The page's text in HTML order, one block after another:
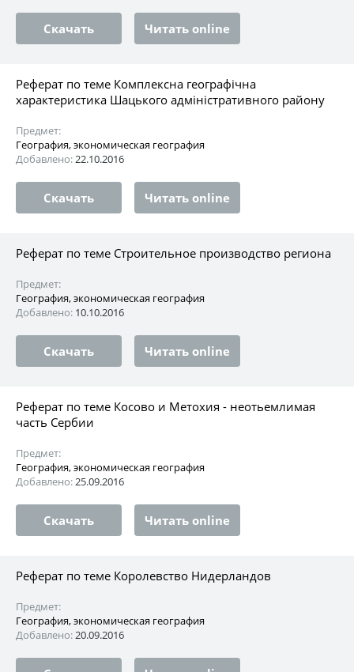
Скачать Читать online
Реферат по теме Комплексна географічна
характеристика Шацького адміністративного району
Предмет:
География, экономическая география
Добавлено:22.10.2016
Скачать Читать online
Реферат по теме Строительное производство региона
Предмет:
География, экономическая география
Добавлено: 10.10.2016
Скачать Читать online
Реферат по теме Косово и Метохия - неотьемлимая
часть Сербии
Предмет:
География, экономическая география
Добавлено:25.09.2016
Скачать Читать online
Реферат по теме Королевство Нидерландов
Предмет:
География, экономическая география
Добавлено:20.09.2016